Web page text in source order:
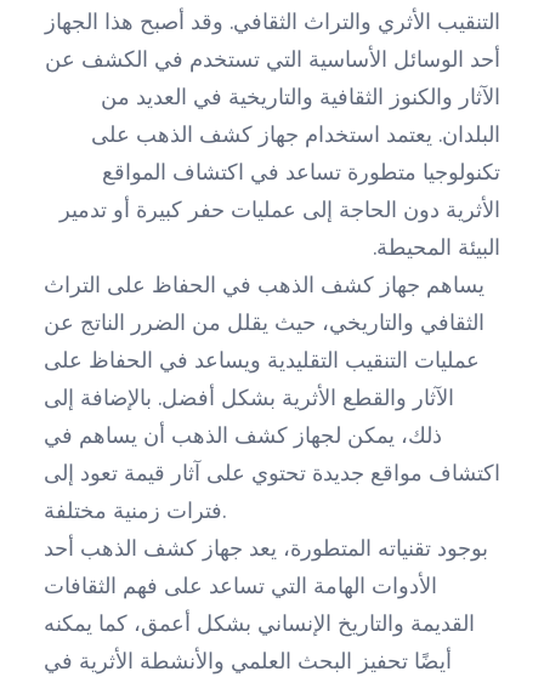
التنقيب الأثري والتراث الثقافي. وقد أصبح هذا الجهاز
أحد الوسائل الأساسية التي تستخدم في الكشف عن
الآثار والكنوز الثقافية والتاريخية في العديد من
البلدان. يعتمد استخدام جهاز كشف الذهب على
تكنولوجيا متطورة تساعد في اكتشاف المواقع
الأثرية دون الحاجة إلى عمليات حفر كبيرة أو تدمير
البيئة المحيطة.
يساهم جهاز كشف الذهب في الحفاظ على التراث
الثقافي والتاريخي، حيث يقلل من الضرر الناتج عن
عمليات التنقيب التقليدية ويساعد في الحفاظ على
الآثار والقطع الأثرية بشكل أفضل. بالإضافة إلى
ذلك، يمكن لجهاز كشف الذهب أن يساهم في
اكتشاف مواقع جديدة تحتوي على آثار قيمة تعود إلى
فترات زمنية مختلفة.
بوجود تقنياته المتطورة، يعد جهاز كشف الذهب أحد
الأدوات الهامة التي تساعد على فهم الثقافات
القديمة والتاريخ الإنساني بشكل أعمق، كما يمكنه
أيضًا تحفيز البحث العلمي والأنشطة الأثرية في